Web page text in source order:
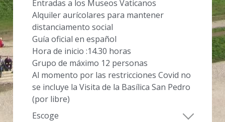
Entradas a los Museos Vaticanos
Alquiler aurícolares para mantener
distanciamento social
Guía oficial en español
Hora de inicio :14.30 horas
Grupo de máximo 12 personas
Al momento por las restricciones Covid no
se incluye la Visita de la Basílica San Pedro
(por libre)
Escoge